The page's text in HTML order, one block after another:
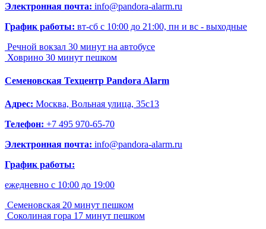
Электронная почта: info@pandora-alarm.ru
График работы: вт-сб с 10:00 до 21:00, пн и вс - выходные
Речной вокзал 30 минут на автобусе
Ховрино 30 минут пешком
Семеновская Техцентр Pandora Alarm
Адрес: Москва, Вольная улица, 35с13
Телефон: +7 495 970-65-70
Электронная почта: info@pandora-alarm.ru
График работы:
ежедневно c 10:00 до 19:00
Семеновская 20 минут пешком
Соколиная гора 17 минут пешком